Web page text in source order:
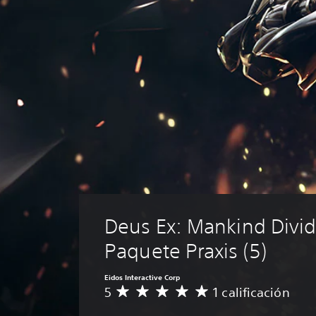
Deus Ex: Mankind
Paquete Praxis (5)
Eidos Interactive Corp
C
5 1 calificación